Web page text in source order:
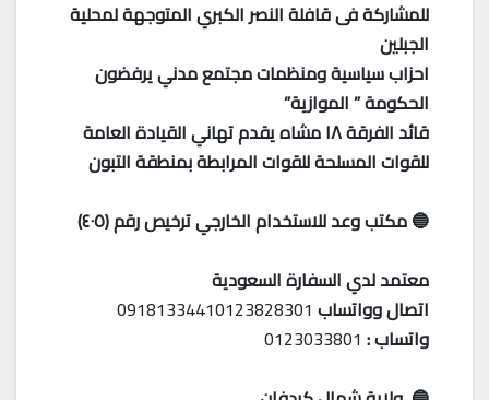
للمشاركة فى قافلة النصر الكبري المتوجهة لمحلية
الجبلين
احزاب سياسية ومنظمات مجتمع مدني يرفضون
الحكومة ” الموازية”
قائد الفرقة ١٨ مشاه يقدم تهاني القيادة العامة
للقوات المسلحة للقوات المرابطة بمنطقة التبون
🔵 مكتب وعد للاستخدام الخارجي ترخيص رقم (٤٠٥)
معتمد لدي السفارة السعودية
اتصال وواتساب 09181334410123828301
واتساب : 0123033801